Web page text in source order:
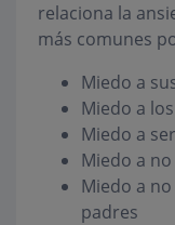
relaciona la
más comunes
Miedo a
Miedo a
Miedo a
Miedo a
Miedo a
padres